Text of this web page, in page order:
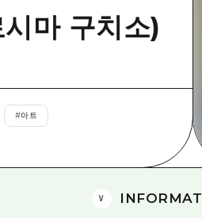
마 구치소)
#아트